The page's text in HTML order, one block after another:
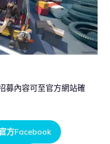
募內容可至官方網站確
方Facebook